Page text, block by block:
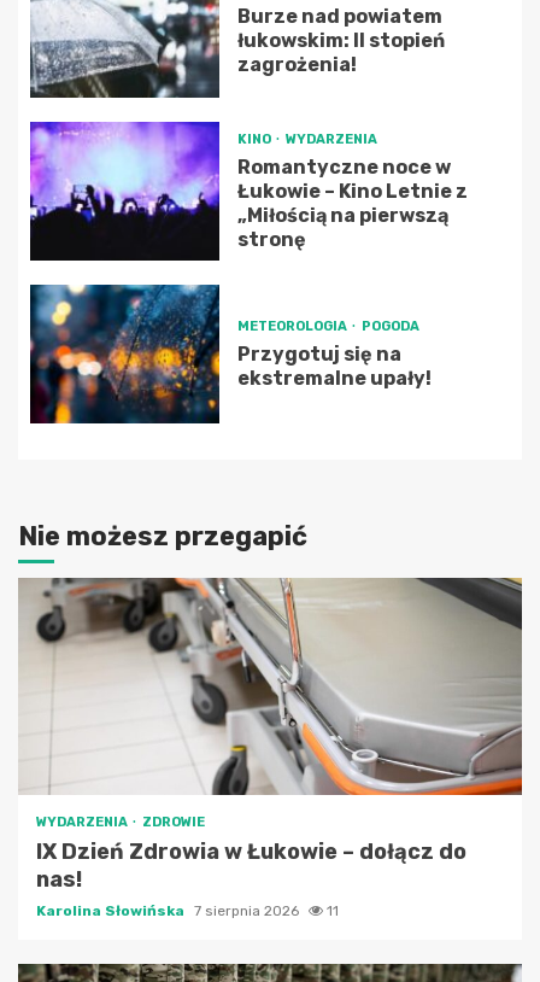
Burze nad powiatem
łukowskim: II stopień
zagrożenia!
KINO WYDARZENIA
Romantyczne noce w
Łukowie – Kino Letnie z
„Miłością na pierwszą
stronę
METEOROLOGIA POGODA
Przygotuj się na
ekstremalne upały!
Nie możesz przegapić
WYDARZENIA ZDROWIE
IX Dzień Zdrowia w Łukowie – dołącz do
nas!
Karolina Słowińska 7 sierpnia 2026 11